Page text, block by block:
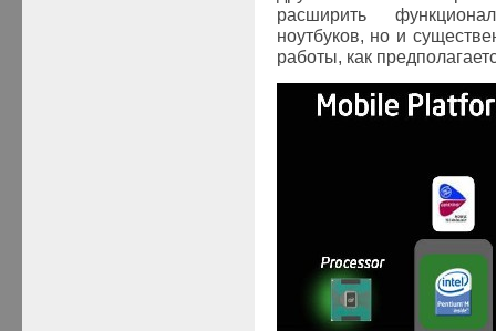
расширить
ноутбуков, но и
работы, как